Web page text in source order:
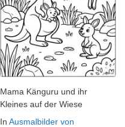
Mama Känguru und ihr
Kleines auf der Wiese
In Ausmalbilder von